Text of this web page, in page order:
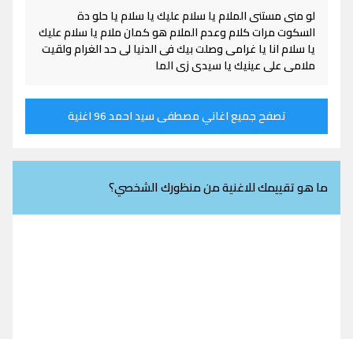
لو منى مستنى الملام يا سلام عليك يا سلام يا حلو دة
السكوت مرات كلام وعدم الملام هو كمان ملام يا سلام عليك
يا سلام انا يا غرامى وصلت بيك فى الدنيا لى حد الغرام ولقيت
ملامى على عينيك يا سيدى زى الما
تصفح جميع اغاني مصطفى سيد احمد 96 اغنية
ما هو تقييمك للاغنية من منظورك الشخصي؟